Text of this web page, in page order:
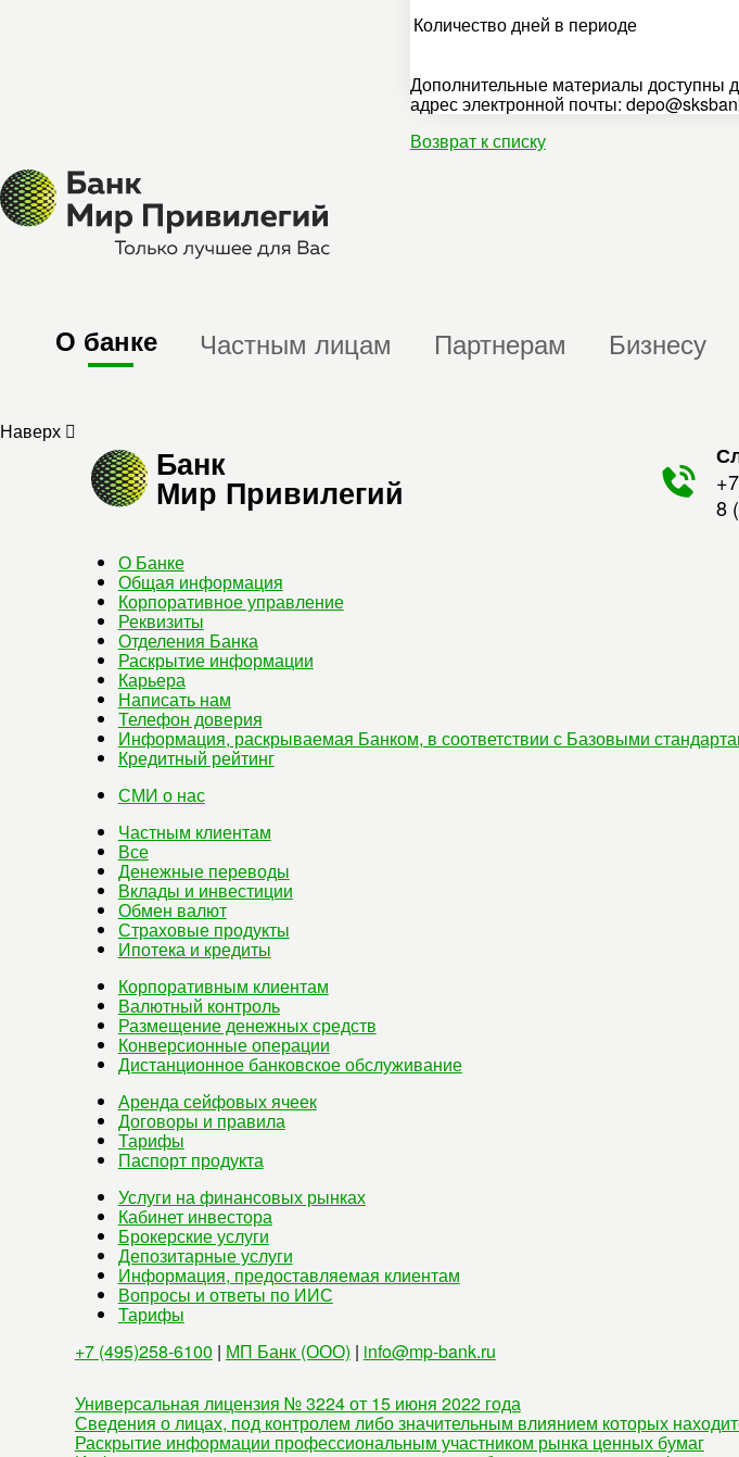
Количество дней в периоде
Дополнительные материалы
адрес электронной почты:
Возврат к списку
О банке Частным лицам Партнерам Бизнесу
Наверх
Банк
Мир Привилегий
8
О Банке
Общая информация
Корпоративное управление
Реквизиты
Отделения Банка
Раскрытие информации
Карьера
Написать нам
Телефон доверия
Информация, раскрываемая Банком, в соответствии с Базовыми
Кредитный рейтинг
СМИ о нас
Частным клиентам
Все
Денежные переводы
Вклады и инвестиции
Обмен валют
Страховые продукты
Ипотека и кредиты
Корпоративным клиентам
Валютный контроль
Размещение денежных средств
Конверсионные операции
Дистанционное банковское обслуживание
Аренда сейфовых ячеек
Договоры и правила
Тарифы
Паспорт продукта
Услуги на финансовых рынках
Кабинет инвестора
Брокерские услуги
Депозитарные услуги
Информация, предоставляемая клиентам
Вопросы и ответы по ИИС
Тарифы
+7 (495)258-6100 | МП Банк (ООО) | info@mp-bank.ru
Универсальная лицензия № 3224 от 15 июня 2022 года
Сведения о лицах, под контролем либо значительным влиянием которых
Раскрытие информации профессиональным участником рынка ценных бумаг